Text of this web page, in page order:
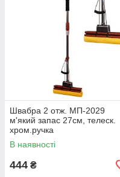
Швабра 2 отж. МП-2029
м'який запас 27см, телеск.
хром.ручка
В наявності
444 ₴